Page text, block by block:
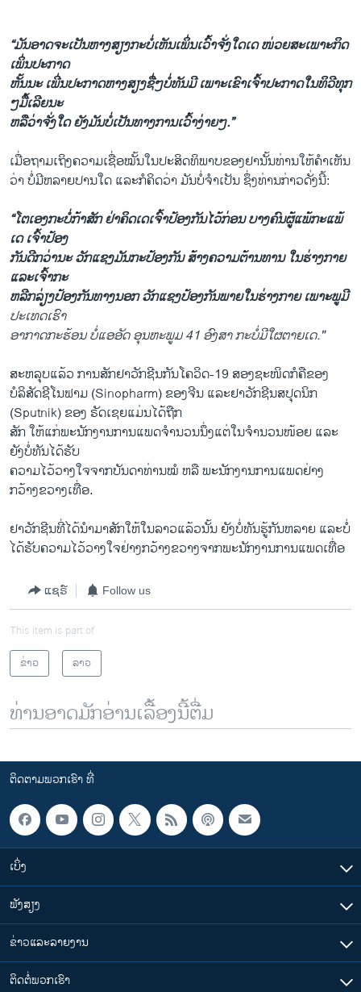
“ມັນອາດຈະເປັນຫາງສຽງກະບໍ່ເຫັນເພິ່ນເວົ້າຈັ່ງໃດເດ ໜ່ວຍສະເພາະກິດ
ເພິ່ນປະກາດ
ຫັ້ນນະ ເພີ່ນປະກາດຫາງສຽງຊື່ໆບໍ່ທັນມີ ເພາະເຂົາເຈົ້າປະກາດໃນທິວີທຸກ
ໆມື້ເລີຍນະ
ຫລືວ່າຈັ່ງໃດ ຍັງມັນບໍ່ເປັນທາງການເວົ້າງ່າຍໆ.”
ເມື່ອຖາມເຖິງຄວາມເຊື່ອໝັ້ນໃນປະສິດທິພາບຂອງຢານັ້ນທ່ານໃຫ້ຄໍາເຫັນ
ວ່າ ບໍ່ມີຫລາຍປານໃດ ແລະກໍຄິດວ່າ ມັນບໍ່ຈໍາເປັນ ຊຶ່ງທ່ານກ່າວດັ່ງນີ້:
“ໂຕເອງກະບໍ່ກ້າສັກ ຢ່າຄິດເດເຈົ້າປ້ອງກັນໄວ້ກ່ອນ ບາງຄົນຜູ້ແພ້ກະແພ້
ເດ ເຈົ້າປ້ອງ
ກັນດີກວ່ານະ ວັກແຊງມັນກະປ້ອງກັນ ສ້າງຄວາມຕ້ານທານ ໃນຮ່າງກາຍ
ແລະເຈົ້າກະ
ຫລີກລ່ຽງປ້ອງກັນທາງນອກ ວັກແຊງປ້ອງກັນພາຍໃນຮ່າງກາຍ ເພາະພູມີ
ປະເທດເຮົາ
ອາກາດກະຮ້ອນ ບໍ່ແອອັດ ອຸນຫະພູມ 41 ອົງສາ ກະບໍ່ມີໃຜຕາຍເດ."
ສະຫລຸບແລ້ວ ການສັກຢາວັກຊີນກັນໂຄວິດ-19 ສອງຊະໜິດກໍຄືຂອງ
ບໍລິສັດຊີໂນຟາມ (Sinopharm) ຂອງຈີນ ແລະຢາວັກຊີນສປຸດນິກ
(Sputnik) ຂອງ ຣັດເຊຍແມ່ນໄດ້ຖືກ
ສັກ ໃຫ້ແກ່ພະນັກງານການແພດຈໍານວນນຶ່ງແຕ່ໃນຈໍານວນໜ້ອຍ ແລະ
ຍັງບໍ່ທັນໄດ້ຮັບ
ຄວາມໄວ້ວາງໃຈຈາກບັນດາທ່ານໝໍ ຫລື ພະນັກງານການແພດຢ່າງ
ກວ້າງຂວາງເທື່ອ.
ຢາວັກຊີນທີ່ໄດ້ນໍາມາສັກໃຫ້ໃນລາວແລ້ວນັ້ນ ຍັງບໍ່ທັນຮູ້ກັນຫລາຍ ແລະບໍ່
ໄດ້ຮັບຄວາມໄວ້ວາງໃຈຢ່າງກວ້າງຂວາງຈາກພະນັກງານການແພດເທື່ອ
ແຊຣ໌ Follow us
This item is part of
ຂ່າວ
ລາວ
ທ່ານອາດມັກອ່ານເລື້ອງນີ້ຕື່ມ
ຕິດຕາມພວກເຮົາ ທີ່
ເບິ່ງ
ຟັງສຽງ
ຂ່າວແລະລາຍງານ
ຕິດຕໍ່ພວກເຮົາ